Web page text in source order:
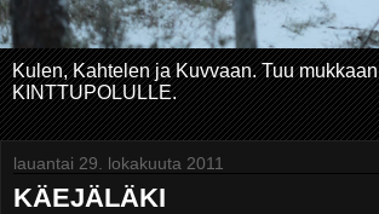
Kulen, Kahtelen ja Kuvvaan. Tuu mukkaan
KINTTUPOLULLE.
lauantai 29. lokakuuta 2011
KÄEJÄLÄKI